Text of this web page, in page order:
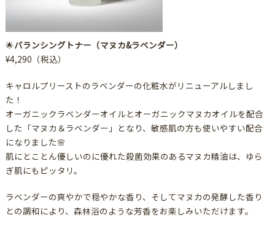
🌟バランシングトナー（マヌカ&ラベンダー）
¥4,290（税込）
キャロルプリーストのラベンダーの化粧水がリニューアルしまし
た！
オーガニックラベンダーオイルとオーガニックマヌカオイルを配合
した「マヌカ＆ラベンダー」となり、敏感肌の方も使いやすい配合
になりました🌸
肌にとことん優しいのに優れた殺菌効果のあるマヌカ精油は、ゆら
ぎ肌にもピッタリ。
ラベンダーの爽やかで穏やかな香り、そしてマヌカの発酵した香り
との調和により、森林浴のような芳香をお楽しみいただけます。